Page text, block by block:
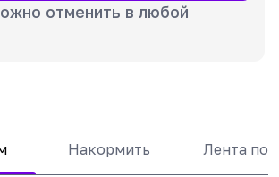
отменить в любой
Накормить Лента